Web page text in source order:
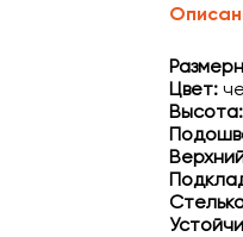
Цвет:
Высота: